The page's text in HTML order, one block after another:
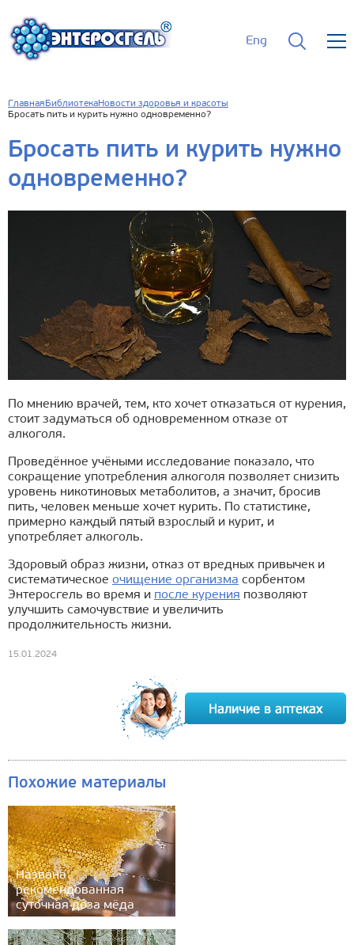
Eng
Главная БиблиотекаНовости здоровья и красоты
Бросать пить и курить нужно одновременно?
Бросать пить и курить нужно
одновременно?
По мнению врачей, тем, кто хочет отказаться от курения,
стоит задуматься об одновременном отказе от
алкоголя.
Проведённое учёными исследование показало, что
сокращение употребления алкоголя позволяет снизить
уровень никотиновых метаболитов, а значит, бросив
пить, человек меньше хочет курить. По статистике,
примерно каждый пятый взрослый и курит, и
употребляет алкоголь.
Здоровый образ жизни, отказ от вредных привычек и
систематическое очищение организма сорбентом
Энтеросгель во время и после курения позволяют
улучшить самочувствие и увеличить
продолжительность жизни.
15.01.2024
Похожие материалы
Названа
рекомендованная
суточная доза мёда